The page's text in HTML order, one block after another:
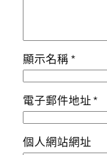
顯示名稱*
電子郵件地址*
個人網站網址